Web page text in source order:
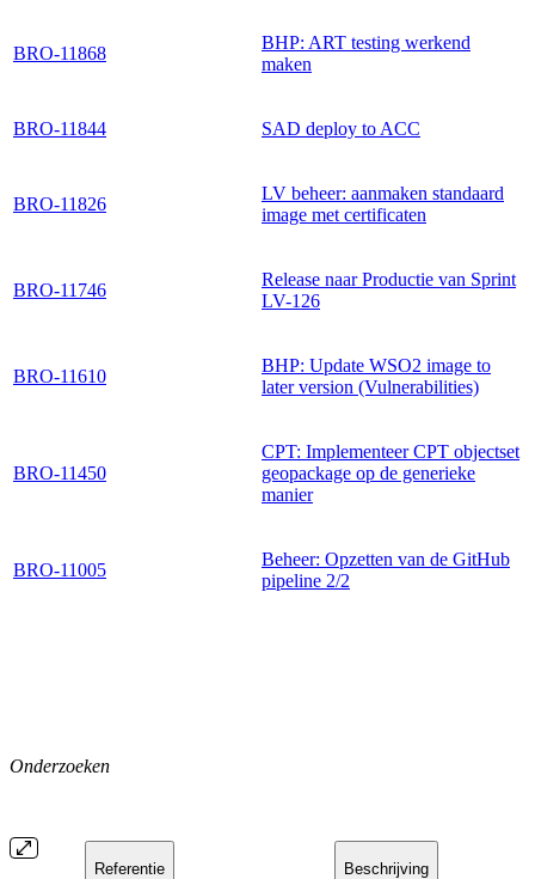
BRO-11868
BHP: ART testing werkend
maken
BRO-11844 SAD deploy to ACC
BRO-11826
LV beheer: aanmaken standaard
image met certificaten
BRO-11746
Release naar Productie van Sprint
LV-126
BRO-11610
BHP: Update WSO2 image to
later version (Vulnerabilities)
BRO-11450
CPT: Implementeer CPT objectset
geopackage op de generieke
manier
BRO-11005
Beheer: Opzetten van de GitHub
pipeline 2/2
Onderzoeken
Referentie Beschrijving